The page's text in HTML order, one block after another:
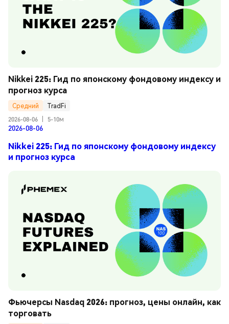
Nikkei 225: Гид по японскому фондовому индексу и
прогноз курса
Средний
TradFi
2026-08-06
5-10м
2026-08-06
Nikkei 225: Гид по японскому фондовому индексу
и прогноз курса
Фьючерсы Nasdaq 2026: прогноз, цены онлайн, как
торговать